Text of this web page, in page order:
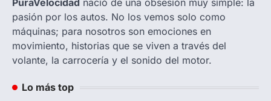
PuraVelocidad nació de una obsesión muy simple: la
pasión por los autos. No los vemos solo como
máquinas; para nosotros son emociones en
movimiento, historias que se viven a través del
volante, la carrocería y el sonido del motor.
Lo más top